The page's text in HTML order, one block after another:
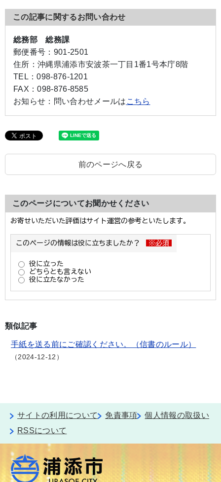
この記事に関するお問い合わせ
総務部 総務課
郵便番号： 901-2501
住所： 沖縄県浦添市安波茶一丁目1番1号本庁8階
TEL：098-876-1201
FAX：098-876-8585
お知らせ： 問い合わせメールは こちら
前のページへ戻る
このページについてお聞かせください
類似記事
手紙を送る前にご確認ください。（信書のルール）
2024-12-12
サイトの利用について 免責事項
個人情報の取扱い
RSSについて